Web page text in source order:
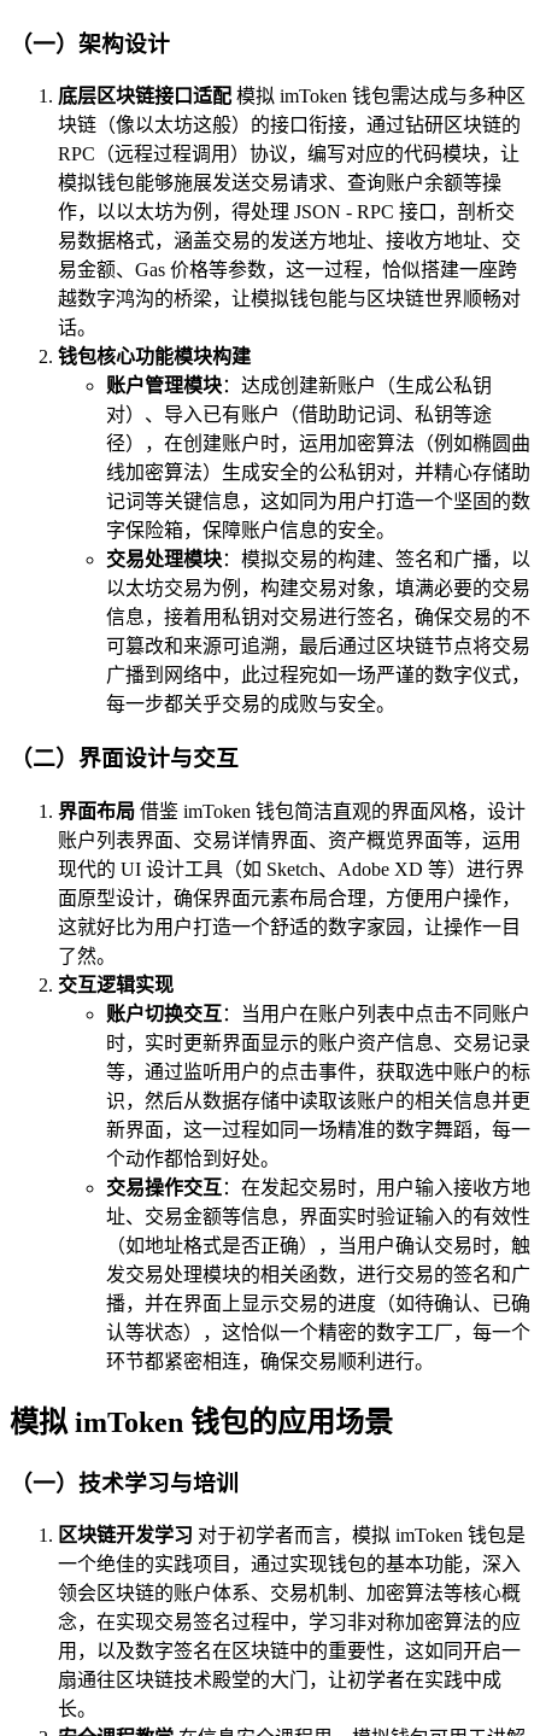
（一）架构设计
底层区块链接口适配 模拟 imToken 钱包需达成与多种区
块链（像以太坊这般）的接口衔接，通过钻研区块链的
RPC（远程过程调用）协议，编写对应的代码模块，让
模拟钱包能够施展发送交易请求、查询账户余额等操
作，以以太坊为例，得处理 JSON - RPC 接口，剖析交
易数据格式，涵盖交易的发送方地址、接收方地址、交
易金额、Gas 价格等参数，这一过程，恰似搭建一座跨
越数字鸿沟的桥梁，让模拟钱包能与区块链世界顺畅对
话。
钱包核心功能模块构建
账户管理模块：达成创建新账户（生成公私钥
对）、导入已有账户（借助助记词、私钥等途
径），在创建账户时，运用加密算法（例如椭圆曲
线加密算法）生成安全的公私钥对，并精心存储助
记词等关键信息，这如同为用户打造一个坚固的数
字保险箱，保障账户信息的安全。
交易处理模块：模拟交易的构建、签名和广播，以
以太坊交易为例，构建交易对象，填满必要的交易
信息，接着用私钥对交易进行签名，确保交易的不
可篡改和来源可追溯，最后通过区块链节点将交易
广播到网络中，此过程宛如一场严谨的数字仪式，
每一步都关乎交易的成败与安全。
（二）界面设计与交互
界面布局 借鉴 imToken 钱包简洁直观的界面风格，设计
账户列表界面、交易详情界面、资产概览界面等，运用
现代的 UI 设计工具（如 Sketch、Adobe XD 等）进行界
面原型设计，确保界面元素布局合理，方便用户操作，
这就好比为用户打造一个舒适的数字家园，让操作一目
了然。
交互逻辑实现
账户切换交互 ：当用户在账户列表中点击不同账户
时，实时更新界面显示的账户资产信息、交易记录
等，通过监听用户的点击事件，获取选中账户的标
识，然后从数据存储中读取该账户的相关信息并更
新界面，这一过程如同一场精准的数字舞蹈，每一
个动作都恰到好处。
交易操作交互 ：在发起交易时，用户输入接收方地
址、交易金额等信息，界面实时验证输入的有效性
（如地址格式是否正确），当用户确认交易时，触
发交易处理模块的相关函数，进行交易的签名和广
播，并在界面上显示交易的进度（如待确认、已确
认等状态），这恰似一个精密的数字工厂，每一个
环节都紧密相连，确保交易顺利进行。
模拟 imToken 钱包的应用场景
（一）技术学习与培训
区块链开发学习 对于初学者而言，模拟 imToken 钱包是
一个绝佳的实践项目，通过实现钱包的基本功能，深入
领会区块链的账户体系、交易机制、加密算法等核心概
念，在实现交易签名过程中，学习非对称加密算法的应
用，以及数字签名在区块链中的重要性，这如同开启一
扇通往区块链技术殿堂的大门，让初学者在实践中成
长。